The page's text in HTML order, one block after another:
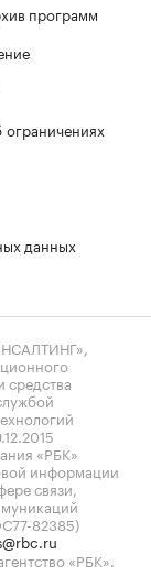
программ
данных
средства
«РБК»
информации
связи,
82385)
«РБК».